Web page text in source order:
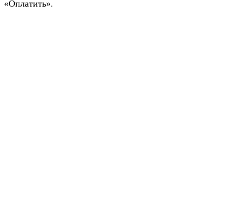
«Оплатить».